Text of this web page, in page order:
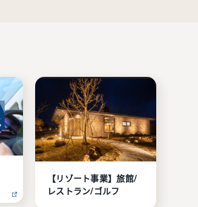
【リゾート事業】旅館/
レストラン/ゴルフ